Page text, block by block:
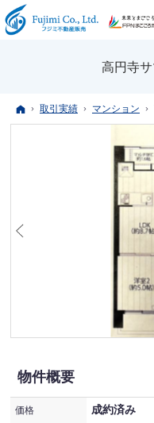
高円寺
ホーム
取引実績 マンション
物件概要
価格 成約済み